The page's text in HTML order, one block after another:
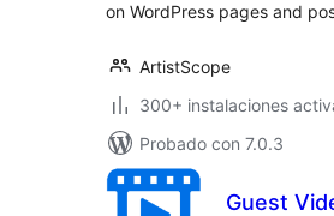
on WordPress pages and
ArtistScope
300+ instalaciones
Probado con 7.0.3
Guest